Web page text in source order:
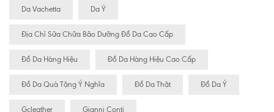
Da Vachetta Da Ý
Địa Chỉ Sữa Chữa Bão Dưỡng Đồ Da Cao Cấp
Đồ Da Hàng Hiệu Đồ Da Hàng Hiệu Cao Cấp
Đồ Da Quà Tặng Ý Nghĩa Đồ Da Thật Đồ Da Ý
Gcleather Gianni Conti